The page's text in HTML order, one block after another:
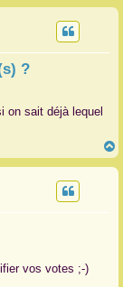
?
on sait déjà lequel
a
u
vos votes ;-)